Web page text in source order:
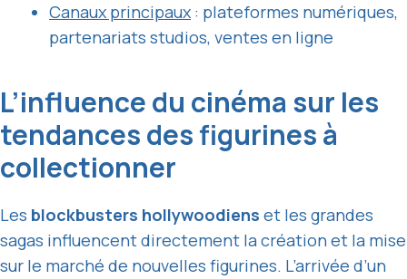
Canaux principaux : plateformes numériques,
partenariats studios, ventes en ligne
L’influence du cinéma sur les
tendances des figurines à
collectionner
Les blockbusters hollywoodiens et les grandes
sagas influencent directement la création et la mise
sur le marché de nouvelles figurines. L’arrivée d’un